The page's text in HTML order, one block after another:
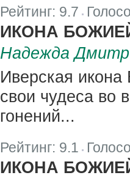
Рейтинг: 9.7
ИКОНА
Надежда
Иверская
свои чудеса во
гонений...
Рейтинг: 9.1
ИКОНА